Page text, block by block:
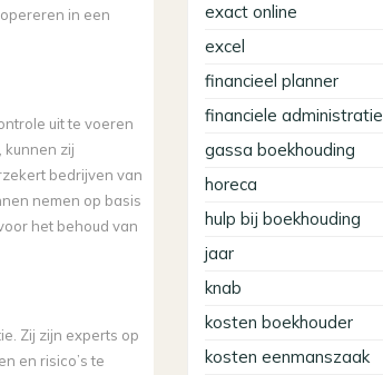
in een
uit te voeren
zij
bedrijven van
nemen op basis
het behoud van
Zij zijn experts op
en risico’s te
exact online
excel
financieel planner
financiele administratie
gassa boekhouding
horeca
hulp bij boekhouding
jaar
knab
kosten boekhouder
kosten eenmanszaak